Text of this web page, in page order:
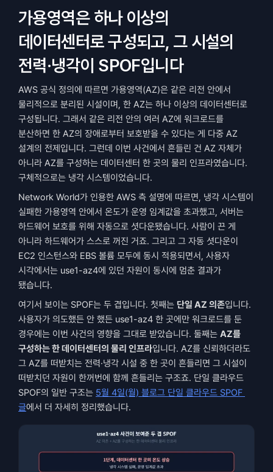
가용영역은 하나 이상의
데이터센터로 구성되고, 그 시설의
전력·냉각이 SPOF입니다
AWS 공식 정의에 따르면 가용영역(AZ)은 같은 리전 안에서
물리적으로 분리된 시설이며, 한 AZ는 하나 이상의 데이터센터로
구성됩니다. 그래서 같은 리전 안의 여러 AZ에 워크로드를
분산하면 한 AZ의 장애로부터 보호받을 수 있다는 게 다중 AZ
설계의 전제입니다. 그런데 이번 사건에서 흔들린 건 AZ 자체가
아니라 AZ를 구성하는 데이터센터 한 곳의 물리 인프라였습니다.
구체적으로는 냉각 시스템이었습니다.
Network World가 인용한 AWS 측 설명에 따르면, 냉각 시스템이
실패한 가용영역 안에서 온도가 운영 임계값을 초과했고, 서버는
하드웨어 보호를 위해 자동으로 셧다운됐습니다. 사람이 끈 게
아니라 하드웨어가 스스로 꺼진 거죠. 그리고 그 자동 셧다운이
EC2 인스턴스와 EBS 볼륨 모두에 동시 적용되면서, 사용자
시각에서는 use1-az4에 있던 자원이 동시에 멈춘 결과가
됐습니다.
여기서 보이는 SPOF는 두 겹입니다. 첫째는 단일 AZ 의존입니다.
사용자가 의도했든 안 했든 use1-az4 한 곳에만 워크로드를 둔
경우에는 이번 사건의 영향을 그대로 받았습니다. 둘째는 AZ를
구성하는 한 데이터센터의 물리 인프라입니다. AZ를 신뢰하더라도
그 AZ를 떠받치는 전력·냉각 시설 중 한 곳이 흔들리면 그 시설이
떠받치던 자원이 한꺼번에 함께 흔들리는 구조죠. 단일 클라우드
SPOF의 일반 구조는 5월 4일(월) 블로그 단일 클라우드 SPOF
글에서 더 자세히 정리했습니다.